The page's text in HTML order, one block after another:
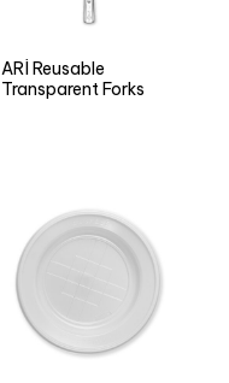
ARÌ Reusable
Transparent Forks